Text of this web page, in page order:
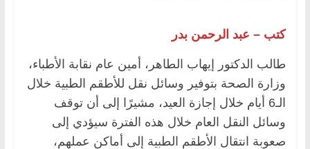
كتب – عبد الرحمن بدر
طالب الدكتور إيهاب الطاهر، أمين عام نقابة الأطباء،
وزارة الصحة بتوفير وسائل نقل للأطقم الطبية خلال
الـ6 أيام خلال إجازة العيد، مشيرًا إلى أن توقف
وسائل النقل العام خلال هذه الفترة سيؤدي إلى
صعوبة انتقال الأطقم الطبية إلى أماكن عملهم،